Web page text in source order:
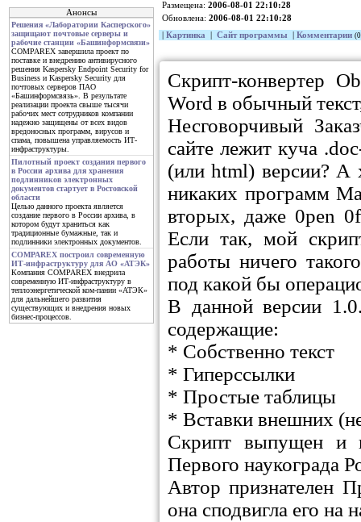
Анонсы
Решения «Лаборатории Касперского»
защищают почтовые серверы и
рабочие станции «Башинформсвязи»
COMPAREX завершила проект по
поставке и внедрению антивирусного
решения Kaspersky Endpoint Security for
Business и Kaspersky Security для
почтовых серверов ПАО
«Башинформсвязь». В результате
реализации проекта свыше тысячи
рабочих мест сотрудников компании
надежно защищены от всех видов
вредоносных программ, вирусов и
спама, повышена управляемость ИТ-
инфраструктуры.
Пилотный проект создания первого
в России архива для хранения
подлинников электронных
документов стартует в Ростовской
области
Целью данного проекта является
создание первого в России архива, в
котором будут храниться как
традиционные бумажные, так и
подлинники электронных документов.
COMPAREX построил современную
ИТ-инфраструктуру для АО «АТЭК»
Компания COMPAREX внедрила
современную ИТ-инфраструктуру в
теплоэнергетической ком-пании «АТЭК»
для дальнейшего развития
существующих и внедрения новых
бизнес-процессов.
Размещена: 2006-08-01 22:10:28
Обновлена: 2006-08-01 22:10:28
Картинка Сайт программы Комментарии
Скрипт-конвертер
Word в обычный
Несговорчивый
сайте лежит куча
(или html) версии? А
никаких программ
вторых, даже 0pen
Если так, мой
работы ничего
под какой бы
В данной версии
содержащие:
* Собственно текст
* Гиперссылки
* Простые таблицы
* Вставки внешних
Скрипт выпущен и
Первого наукограда
Автор признателен
она сподвигла его на